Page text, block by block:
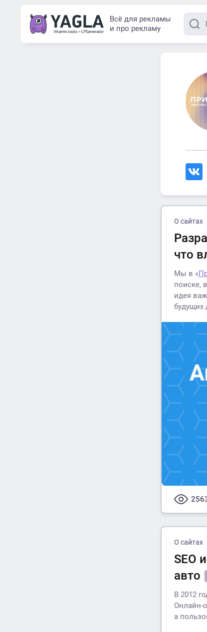
Всё для рекламы
и про рекламу
О сайтах
что
Мы в «
поиске,
идея
будущих
О сайтах
SEO
авто
В 2012
Онлайн-
а